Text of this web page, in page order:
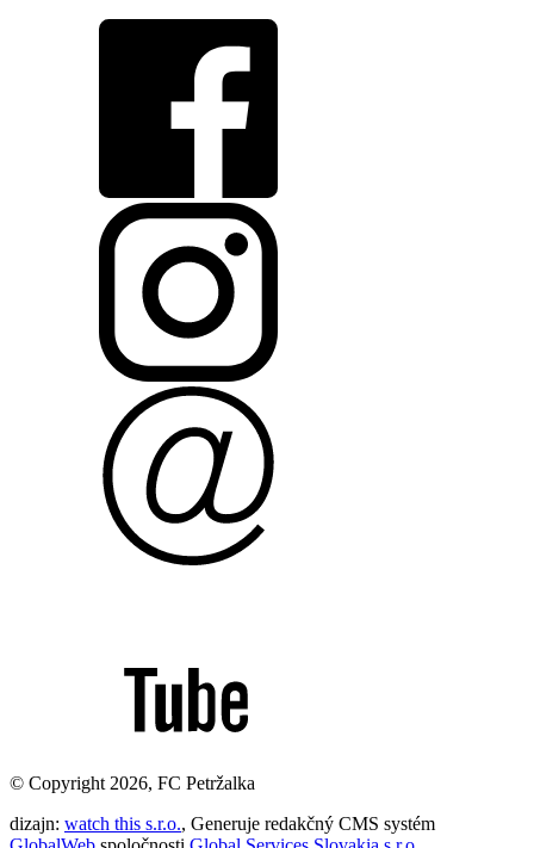
© Copyright 2026, FC Petržalka
dizajn: watch this s.r.o., Generuje redakčný CMS systém